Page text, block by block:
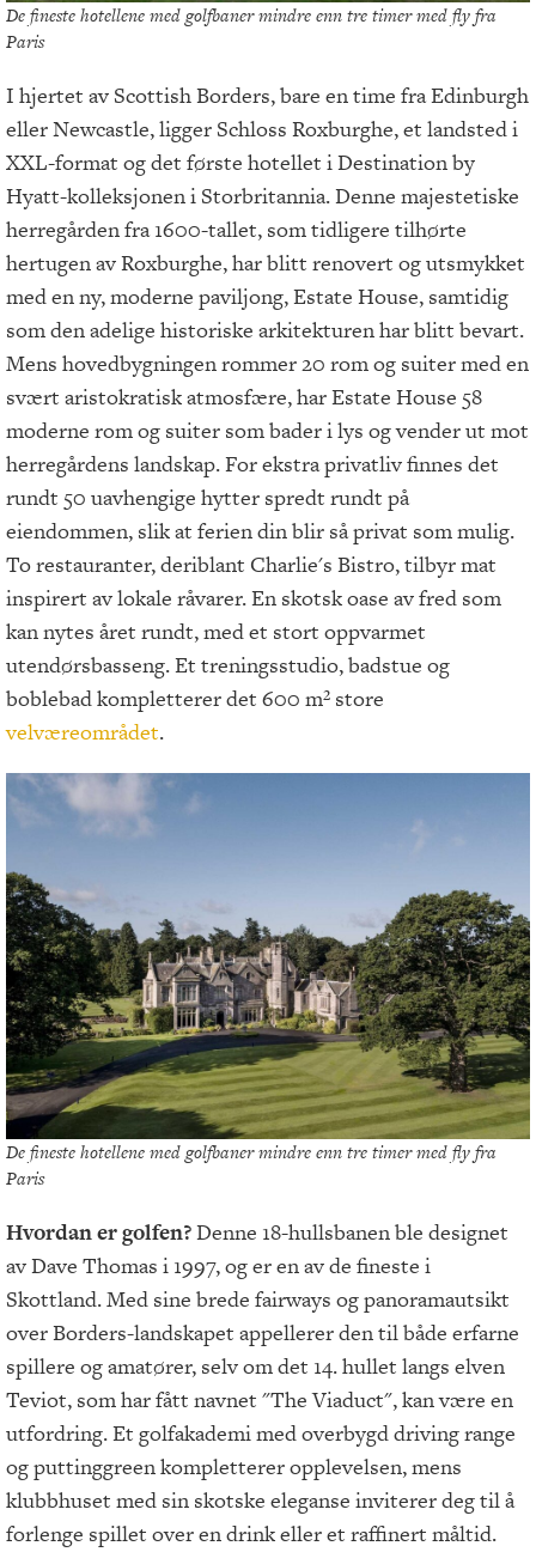
De fineste hotellene med golfbaner mindre enn tre timer med fly fra
Paris
I hjertet av Scottish Borders, bare en time fra Edinburgh
eller Newcastle, ligger Schloss Roxburghe, et landsted i
XXL-format og det første hotellet i Destination by
Hyatt-kolleksjonen i Storbritannia. Denne majestetiske
herregården fra 1600-tallet, som tidligere tilhørte
hertugen av Roxburghe, har blitt renovert og utsmykket
med en ny, moderne paviljong, Estate House, samtidig
som den adelige historiske arkitekturen har blitt bevart.
Mens hovedbygningen rommer 20 rom og suiter med en
svært aristokratisk atmosfære, har Estate House 58
moderne rom og suiter som bader i lys og vender ut mot
herregårdens landskap. For ekstra privatliv finnes det
rundt 50 uavhengige hytter spredt rundt på
eiendommen, slik at ferien din blir så privat som mulig.
To restauranter, deriblant Charlie's Bistro, tilbyr mat
inspirert av lokale råvarer. En skotsk oase av fred som
kan nytes året rundt, med et stort oppvarmet
utendørsbasseng. Et treningsstudio, badstue og
boblebad kompletterer det 600 m² store
velværeområdet.
De fineste hotellene med golfbaner mindre enn tre timer med fly fra
Paris
Hvordan er golfen?Denne 18-hullsbanen ble designet
av Dave Thomas i 1997, og er en av de fineste i
Skottland. Med sine brede fairways og panoramautsikt
over Borders-landskapet appellerer den til både erfarne
spillere og amatører, selv om det 14. hullet langs elven
Teviot, som har fått navnet "The Viaduct", kan være en
utfordring. Et golfakademi med overbygd driving range
og puttinggreen kompletterer opplevelsen, mens
klubbhuset med sin skotske eleganse inviterer deg til å
forlenge spillet over en drink eller et raffinert måltid.